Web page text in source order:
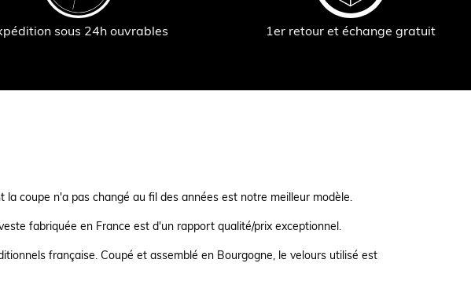
sous 24h ouvrables 1er retour et échange gratuit
coupe n'a pas changé au fil des années est notre meilleur modèle.
fabriquée en France est d'un rapport qualité/prix exceptionnel.
française. Coupé et assemblé en Bourgogne, le velours utilisé est